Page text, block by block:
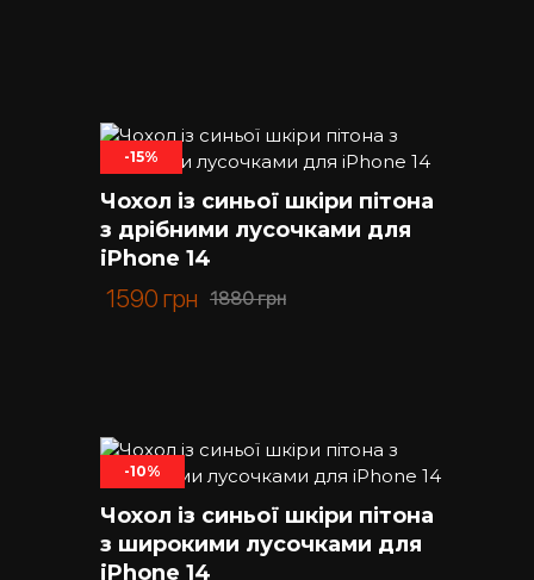
-15%
Чохол із синьої шкіри пітона
з дрібними лусочками для
iPhone 14
1880грн
1590 грн
-10%
Чохол із синьої шкіри пітона
з широкими лусочками для
iPhone 14